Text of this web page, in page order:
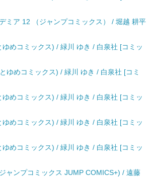
ミア 12 （ジャンプコミックス） / 堀越 耕平
めコミックス) / 緑川 ゆき / 白泉社 [コミッ
ゆめコミックス) / 緑川 ゆき / 白泉社 [コミ
めコミックス) / 緑川 ゆき / 白泉社 [コミッ
めコミックス) / 緑川 ゆき / 白泉社 [コミッ
めコミックス) / 緑川 ゆき / 白泉社 [コミッ
ャンプコミックス JUMP COMICS+) / 遠藤